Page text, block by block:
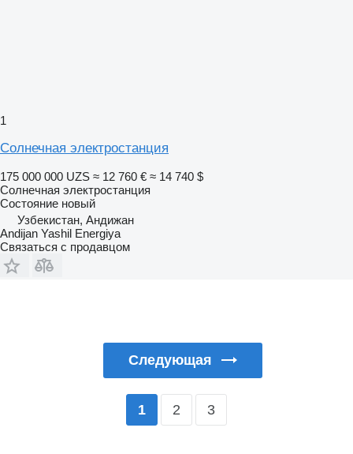
1
Солнечная электростанция
175 000 000 UZS ≈ 12 760 € ≈ 14 740 $
Солнечная электростанция
Состояние новый
Узбекистан, Андижан
Andijan Yashil Energiya
Связаться с продавцом
Следующая
1 2 3